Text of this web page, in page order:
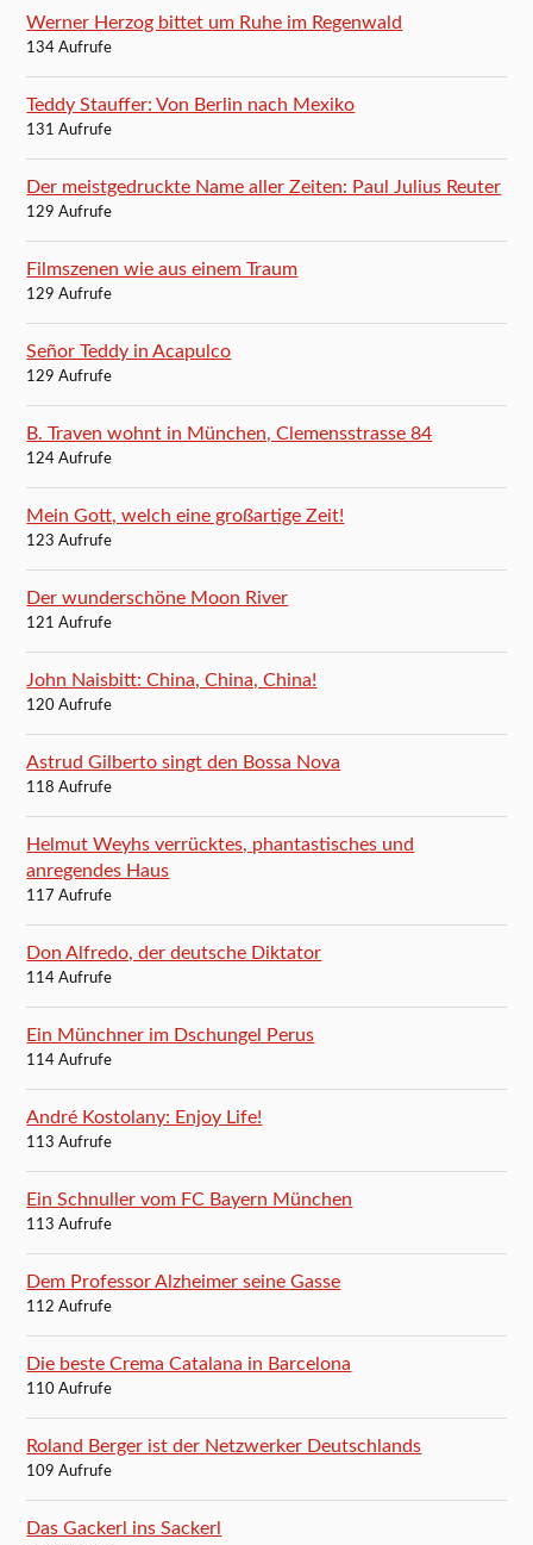
Werner Herzog bittet um Ruhe im Regenwald
134 Aufrufe
Teddy Stauffer: Von Berlin nach Mexiko
131 Aufrufe
Der meistgedruckte Name aller Zeiten: Paul Julius Reuter
129 Aufrufe
Filmszenen wie aus einem Traum
129 Aufrufe
Señor Teddy in Acapulco
129 Aufrufe
B. Traven wohnt in München, Clemensstrasse 84
124 Aufrufe
Mein Gott, welch eine großartige Zeit!
123 Aufrufe
Der wunderschöne Moon River
121 Aufrufe
John Naisbitt: China, China, China!
120 Aufrufe
Astrud Gilberto singt den Bossa Nova
118 Aufrufe
Helmut Weyhs verrücktes, phantastisches und
anregendes Haus
117 Aufrufe
Don Alfredo, der deutsche Diktator
114 Aufrufe
Ein Münchner im Dschungel Perus
114 Aufrufe
André Kostolany: Enjoy Life!
113 Aufrufe
Ein Schnuller vom FC Bayern München
113 Aufrufe
Dem Professor Alzheimer seine Gasse
112 Aufrufe
Die beste Crema Catalana in Barcelona
110 Aufrufe
Roland Berger ist der Netzwerker Deutschlands
109 Aufrufe
Das Gackerl ins Sackerl